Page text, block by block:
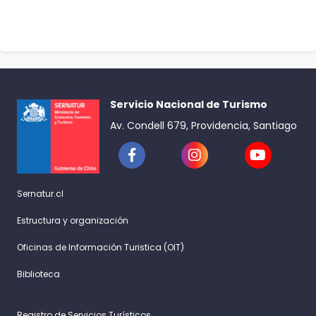
Servicio Nacional de Turismo
Av. Condell 679, Providencia, Santiago
Sernatur.cl
Estructura y organización
Oficinas de Información Turistica (OIT)
Biblioteca